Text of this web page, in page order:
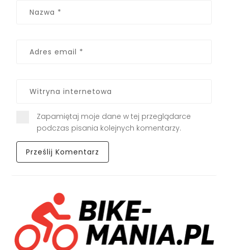
Zapamiętaj moje dane w tej przeglądarce
podczas pisania kolejnych komentarzy.